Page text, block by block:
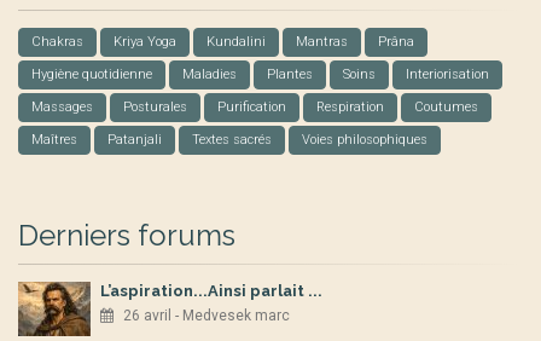
Chakras Kriya Yoga Kundalini Mantras Prâna
Hygiène quotidienne Maladies Plantes Soins Interiorisation
Massages Posturales Purification Respiration Coutumes
Maîtres Patanjali Textes sacrés Voies philosophiques
Derniers forums
L’aspiration...Ainsi parlait ...
26 avril - Medvesek marc